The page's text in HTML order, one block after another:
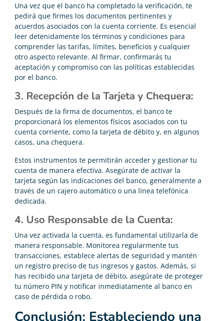
Una vez que el banco ha completado la verificación, te
pedirá que firmes los documentos pertinentes y
acuerdos asociados con la cuenta corriente. Es esencial
leer detenidamente los términos y condiciones para
comprender las tarifas, límites, beneficios y cualquier
otro aspecto relevante. Al firmar, confirmarás tu
aceptación y compromiso con las políticas establecidas
por el banco.
3. Recepción de la Tarjeta y Chequera:
Después de la firma de documentos, el banco te
proporcionará los elementos físicos asociados con tu
cuenta corriente, como la tarjeta de débito y, en algunos
casos, una chequera.
Estos instrumentos te permitirán acceder y gestionar tu
cuenta de manera efectiva. Asegúrate de activar la
tarjeta según las indicaciones del banco, generalmente a
través de un cajero automático o una línea telefónica
dedicada.
4. Uso Responsable de la Cuenta:
Una vez activada la cuenta, es fundamental utilizarla de
manera responsable. Monitorea regularmente tus
transacciones, establece alertas de seguridad y mantén
un registro preciso de tus ingresos y gastos. Además, si
has recibido una tarjeta de débito, asegúrate de proteger
tu número PIN y notificar inmediatamente al banco en
caso de pérdida o robo.
Conclusión: Estableciendo una